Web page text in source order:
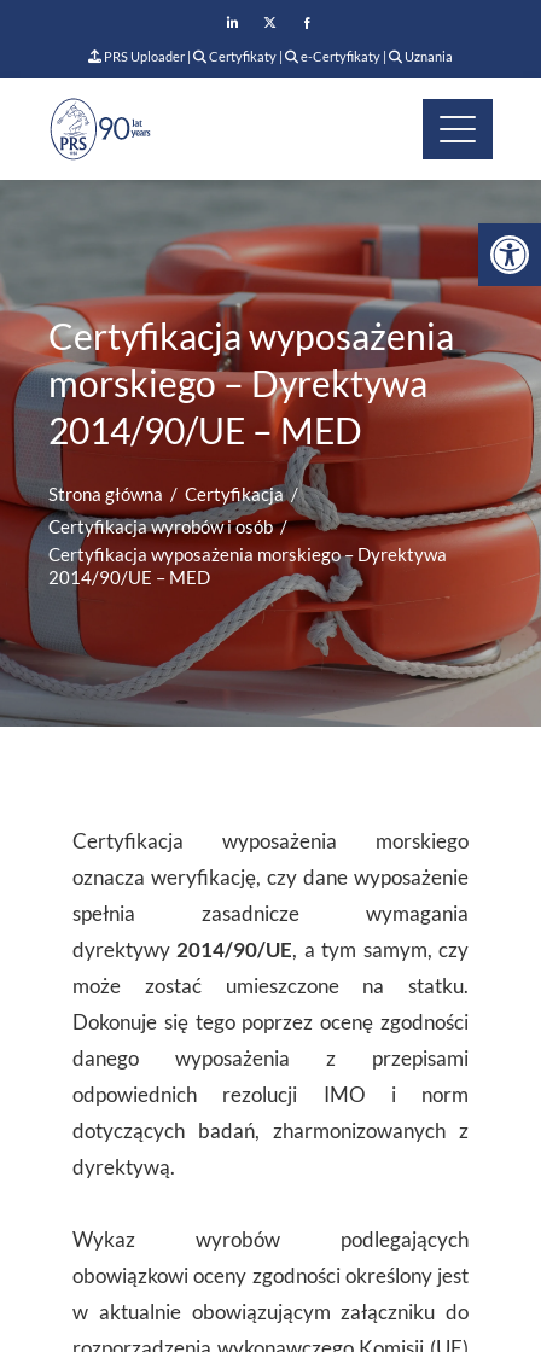
PRS Uploader | Certyfikaty | e-Certyfikaty | Uznania
Certyfikacja wyposażenia
morskiego – Dyrektywa
2014/90/UE – MED
Strona główna
Certyfikacja
Certyfikacja wyrobów i osób
Certyfikacja wyposażenia morskiego – Dyrektywa
2014/90/UE – MED
Certyfikacja wyposażenia morskiego
oznacza weryfikację, czy dane wyposażenie
spełnia zasadnicze wymagania
dyrektywy 2014/90/UE, a tym samym, czy
może zostać umieszczone na statku.
Dokonuje się tego poprzez ocenę zgodności
danego wyposażenia z przepisami
odpowiednich rezolucji IMO i norm
dotyczących badań, zharmonizowanych z
dyrektywą.
Wykaz wyrobów podlegających
obowiązkowi oceny zgodności określony jest
w aktualnie obowiązującym załączniku do